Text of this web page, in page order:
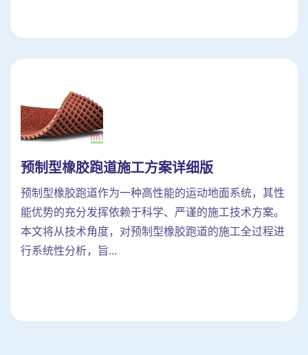
预制型橡胶跑道施工方案详细版
预制型橡胶跑道作为一种高性能的运动地面系统，其性
能优势的充分发挥依赖于科学、严谨的施工技术方案。
本文将从技术角度，对预制型橡胶跑道的施工全过程进
行系统性分析，旨...